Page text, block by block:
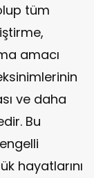
tüm
amacı
ve daha
Bu
hayatlarını